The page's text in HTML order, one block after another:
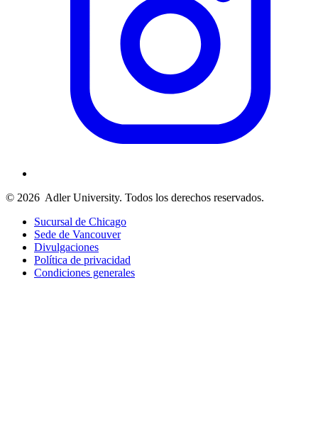
© 2026 Adler University. Todos los derechos reservados.
Sucursal de Chicago
Sede de Vancouver
Divulgaciones
Política de privacidad
Condiciones generales